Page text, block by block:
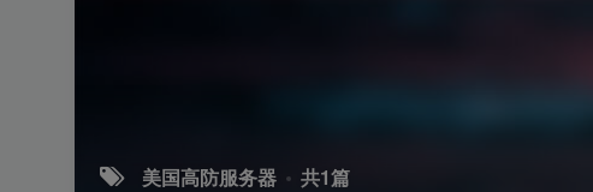
美国高防服务器 共1篇